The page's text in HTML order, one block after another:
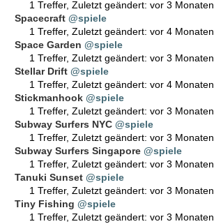
1 Treffer, Zuletzt geändert: vor 3 Monaten
Spacecraft @spiele
1 Treffer, Zuletzt geändert: vor 4 Monaten
Space Garden @spiele
1 Treffer, Zuletzt geändert: vor 3 Monaten
Stellar Drift @spiele
1 Treffer, Zuletzt geändert: vor 4 Monaten
Stickmanhook @spiele
1 Treffer, Zuletzt geändert: vor 3 Monaten
Subway Surfers NYC @spiele
1 Treffer, Zuletzt geändert: vor 3 Monaten
Subway Surfers Singapore @spiele
1 Treffer, Zuletzt geändert: vor 3 Monaten
Tanuki Sunset @spiele
1 Treffer, Zuletzt geändert: vor 3 Monaten
Tiny Fishing @spiele
1 Treffer, Zuletzt geändert: vor 3 Monaten